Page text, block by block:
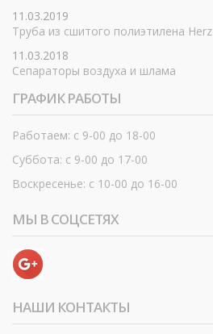
11.03.2019
Труба из сшитого полиэтилена Herz
11.03.2018
Сепараторы воздуха и шлама
ГРАФИК РАБОТЫ
Работаем: с 9-00 до 18-00
Суббота: с 9-00 до 17-00
Воскресенье: с 10-00 до 16-00
МЫ В СОЦСЕТЯХ
НАШИ КОНТАКТЫ